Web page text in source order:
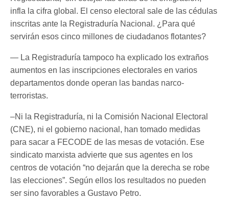
infla la cifra global. El censo electoral sale de las cédulas
inscritas ante la Registraduría Nacional. ¿Para qué
servirán esos cinco millones de ciudadanos flotantes?
— La Registraduría tampoco ha explicado los extraños
aumentos en las inscripciones electorales en varios
departamentos donde operan las bandas narco-
terroristas.
–Ni la Registraduría, ni la Comisión Nacional Electoral
(CNE), ni el gobierno nacional, han tomado medidas
para sacar a FECODE de las mesas de votación. Ese
sindicato marxista advierte que sus agentes en los
centros de votación “no dejarán que la derecha se robe
las elecciones”. Según ellos los resultados no pueden
ser sino favorables a Gustavo Petro.